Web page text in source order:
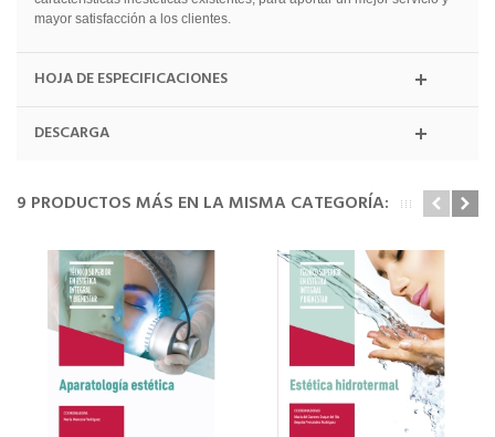
mayor satisfacción a los clientes.
HOJA DE ESPECIFICACIONES
DESCARGA
9 PRODUCTOS MÁS EN LA MISMA CATEGORÍA: